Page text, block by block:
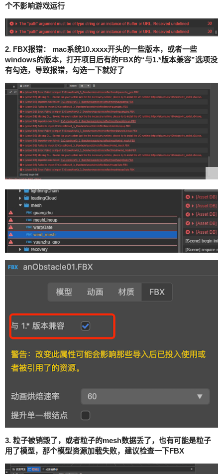
个不影响游戏运行
2. FBX报错： mac系统10.xxxx开头的一些版本，或者一些
windows的版本，打开项目后有的FBX的“与1.*版本兼容”选项没
有勾选，导致报错，勾选一下就好了
3. 粒子被销毁了，或者粒子的mesh数据丢了，也有可能是粒子
用了模型，那个模型资源加载失败，建议检查一下FBX